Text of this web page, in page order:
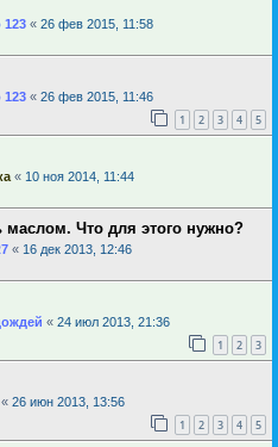
123 « 26 фев 2015, 11:58
123 « 26 фев 2015, 11:46
1 2 3 4 5
« 10 ноя 2014, 11:44
маслом. Что для этого нужно?
« 16 дек 2013, 12:46
« 24 июл 2013, 21:36
1 2 3
« 26 июн 2013, 13:56
1 2 3 4 5